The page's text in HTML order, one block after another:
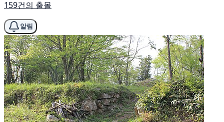
159건의 출몰
알림